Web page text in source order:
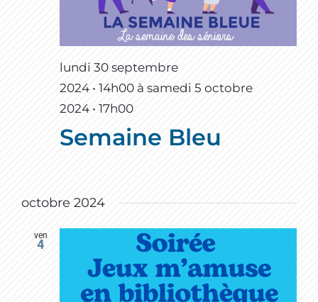
lundi 30 septembre
2024 • 14h00 à samedi 5 octobre
2024 • 17h00
Semaine Bleu
octobre 2024
ven
4